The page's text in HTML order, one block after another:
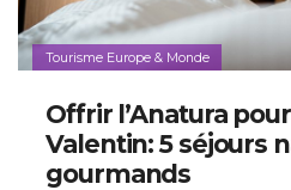
Tourisme Europe & Monde
Offrir l’Anatura
Valentin: 5 séjours
gourmands